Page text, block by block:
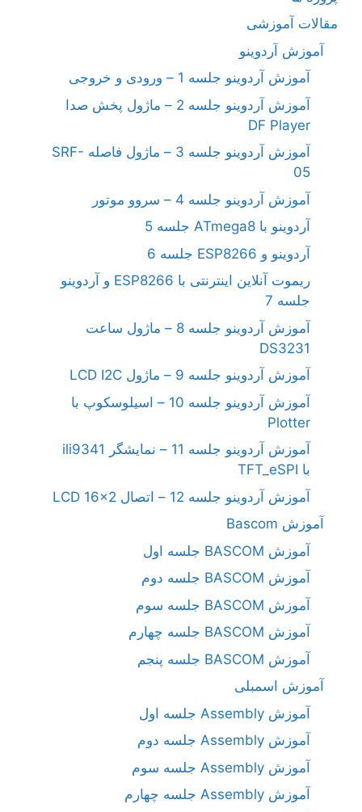
مقالات آموزشی
آموزش آردوینو
آموزش آردوینو جلسه 1 – ورودی و خروجی
آموزش آردوینو جلسه 2 – ماژول پخش صدا
DF Player
آموزش آردوینو جلسه 3 – ماژول فاصله SRF-
05
آموزش آردوینو جلسه 4 – سروو موتور
آردوینو با ATmega8 جلسه 5
آردوینو و ESP8266 جلسه 6
ریموت آنلاین اینترنتی با ESP8266 و آردوینو
جلسه 7
آموزش آردوینو جلسه 8 – ماژول ساعت
DS3231
آموزش آردوینو جلسه 9 – ماژول LCD I2C
آموزش آردوینو جلسه 10 – اسیلوسکوپ با
Plotter
آموزش آردوینو جلسه 11 – نمایشگر ili9341
با TFT_eSPI
آموزش آردوینو جلسه 12 – اتصال LCD 16×2
آموزش Bascom
آموزش BASCOM جلسه اول
آموزش BASCOM جلسه دوم
آموزش BASCOM جلسه سوم
آموزش BASCOM جلسه چهارم
آموزش BASCOM جلسه پنجم
آموزش اسمبلی
آموزش Assembly جلسه اول
آموزش Assembly جلسه دوم
آموزش Assembly جلسه سوم
آموزش Assembly جلسه چهارم